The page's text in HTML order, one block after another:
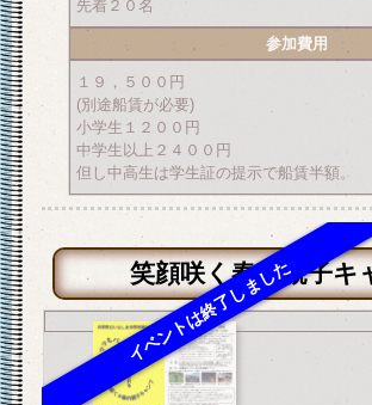
先着２０名
参加費用
１９，５００円
(別途船賃が必要)
小学生１２００円
中学生以上２４００円
但し中高生は学生証の提示で船賃半額。
笑顔咲く春の親子キ